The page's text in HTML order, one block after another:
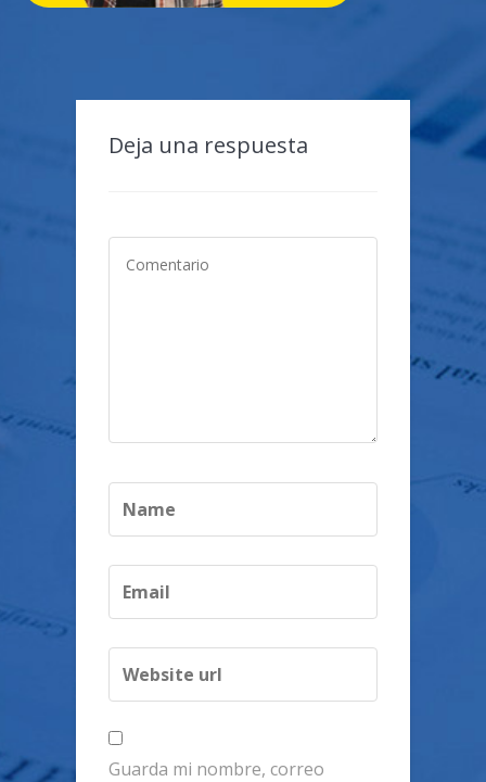
Deja una respuesta
Guarda mi nombre, correo